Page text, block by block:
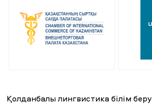
Қолданбалы лингвистика білім беру